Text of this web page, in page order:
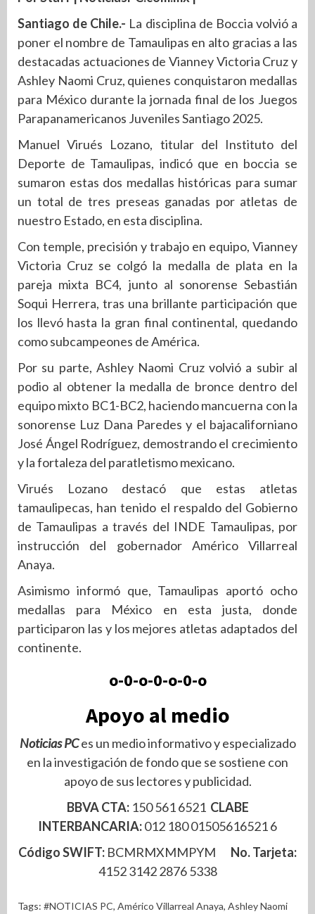
Santiago de Chile.- La disciplina de Boccia volvió a
poner el nombre de Tamaulipas en alto gracias a las
destacadas actuaciones de Vianney Victoria Cruz y
Ashley Naomi Cruz, quienes conquistaron medallas
para México durante la jornada final de los Juegos
Parapanamericanos Juveniles Santiago 2025.
Manuel Virués Lozano, titular del Instituto del
Deporte de Tamaulipas, indicó que en boccia se
sumaron estas dos medallas históricas para sumar
un total de tres preseas ganadas por atletas de
nuestro Estado, en esta disciplina.
Con temple, precisión y trabajo en equipo, Vianney
Victoria Cruz se colgó la medalla de plata en la
pareja mixta BC4, junto al sonorense Sebastián
Soqui Herrera, tras una brillante participación que
los llevó hasta la gran final continental, quedando
como subcampeones de América.
Por su parte, Ashley Naomi Cruz volvió a subir al
podio al obtener la medalla de bronce dentro del
equipo mixto BC1-BC2, haciendo mancuerna con la
sonorense Luz Dana Paredes y el bajacaliforniano
José Ángel Rodríguez, demostrando el crecimiento
y la fortaleza del paratletismo mexicano.
Virués Lozano destacó que estas atletas
tamaulipecas, han tenido el respaldo del Gobierno
de Tamaulipas a través del INDE Tamaulipas, por
instrucción del gobernador Américo Villarreal
Anaya.
Asimismo informó que, Tamaulipas aportó ocho
medallas para México en esta justa, donde
participaron las y los mejores atletas adaptados del
continente.
o-0-o-0-o-0-o
Apoyo al medio
Noticias PCes un medio informativo y especializado
en la investigación de fondo que se sostiene con
apoyo de sus lectores y publicidad.
BBVA CTA: 150 561 6521 CLABE
INTERBANCARIA:012 180 01505616521 6
Código SWIFT: BCMRMXMMPYM No. Tarjeta:
4152 3142 2876 5338
Tags: #NOTICIAS PC, Américo Villarreal Anaya, Ashley Naomi